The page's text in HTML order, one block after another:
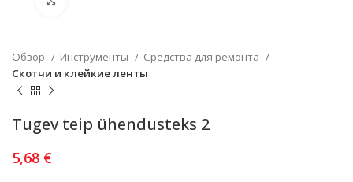
Обзор Инструменты
Средства для ремонта
Скотчи и клейкие ленты
Tugev teip ühendusteks 2
5,68 €